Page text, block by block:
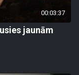
00:03:37
jaunām